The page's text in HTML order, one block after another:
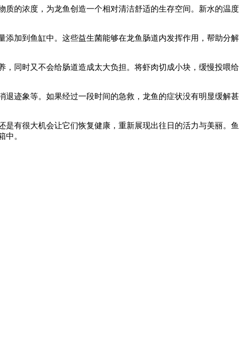
的浓度，为龙鱼创造一个相对清洁舒适的生存空间。新水的温度
加到鱼缸中。这些益生菌能够在龙鱼肠道内发挥作用，帮助分解
同时又不会给肠道造成太大负担。将虾肉切成小块，缓慢投喂给
迹象等。如果经过一段时间的急救，龙鱼的症状没有明显缓解甚
有很大机会让它们恢复健康，重新展现出往日的活力与美丽。鱼
中。